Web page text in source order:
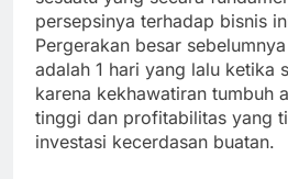
persepsinya terhadap bisnis
Pergerakan besar
adalah 1 hari yang lalu ketika
karena kekhawatiran tumbuh
tinggi dan profitabilitas yang
investasi kecerdasan buatan.